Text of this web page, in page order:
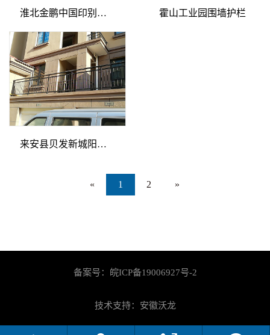
淮北金鹏中国印别墅护栏安装中 霍山工业园围墙护栏
来安县贝发新城阳台护栏
« 1 2 »
备案号： 皖ICP备19006927号-2
技术支持：安徽沃龙